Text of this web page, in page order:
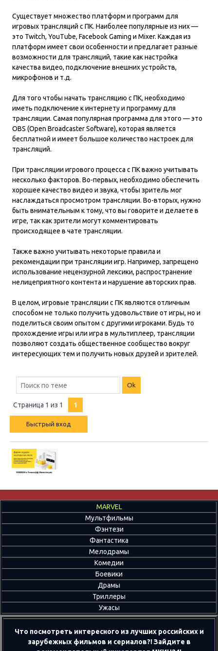
Существует множество платформ и программ для
игровых трансляций с ПК. Наиболее популярные из них —
это Twitch, YouTube, Facebook Gaming и Mixer. Каждая из
платформ имеет свои особенности и предлагает разные
возможности для трансляций, такие как настройка
качества видео, подключение внешних устройств,
микрофонов и т.д.
Для того чтобы начать трансляцию с ПК, необходимо
иметь подключение к интернету и программу для
трансляции. Самая популярная программа для этого — это
OBS (Open Broadcaster Software), которая является
бесплатной и имеет большое количество настроек для
трансляций.
При трансляции игрового процесса с ПК важно учитывать
несколько факторов. Во-первых, необходимо обеспечить
хорошее качество видео и звука, чтобы зритель мог
наслаждаться просмотром трансляции. Во-вторых, нужно
быть внимательным к тому, что вы говорите и делаете в
игре, так как зрители могут комментировать
происходящее в чате трансляции.
Также важно учитывать некоторые правила и
рекомендации при трансляции игр. Например, запрещено
использование нецензурной лексики, распространение
нелицеприятного контента и нарушение авторских прав.
В целом, игровые трансляции с ПК являются отличным
способом не только получить удовольствие от игры, но и
поделиться своим опытом с другими игроками. Будь то
прохождение игры или игра в мультиплеер, трансляции
позволяют создать общественное сообщество вокруг
интересующих тем и получить новых друзей и зрителей.
Страница 1 из 1 1
MARVEL
Мультфильмы
Фэнтези
Фантастика
Мелодрамы
Комедии
Боевики
Драмы
Триллеры
Ужасы
Что посмотреть интересного из лучших российских и
зарубежных фильмов и сериалов?! Зайдите в